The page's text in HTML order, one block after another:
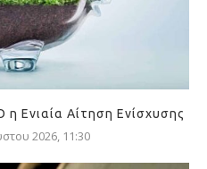
Ενιαία Αίτηση Ενίσχυσης
2026, 11:30